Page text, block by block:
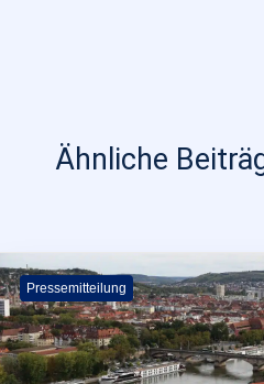
Ähnliche
Pressemitteilung